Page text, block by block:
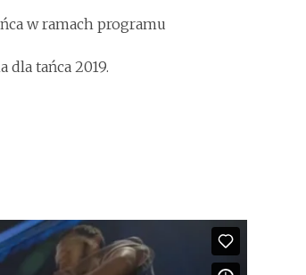
w ramach programu
tańca 2019.